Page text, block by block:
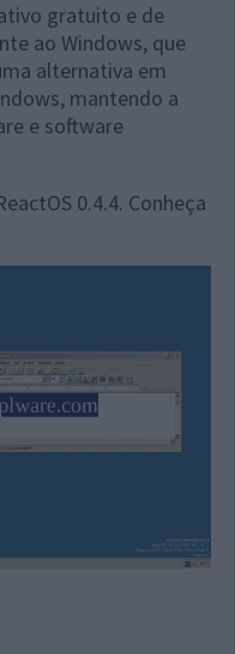
gratuito e de
ao Windows, que
alternativa em
mantendo a
e software
0.4.4. Conheça